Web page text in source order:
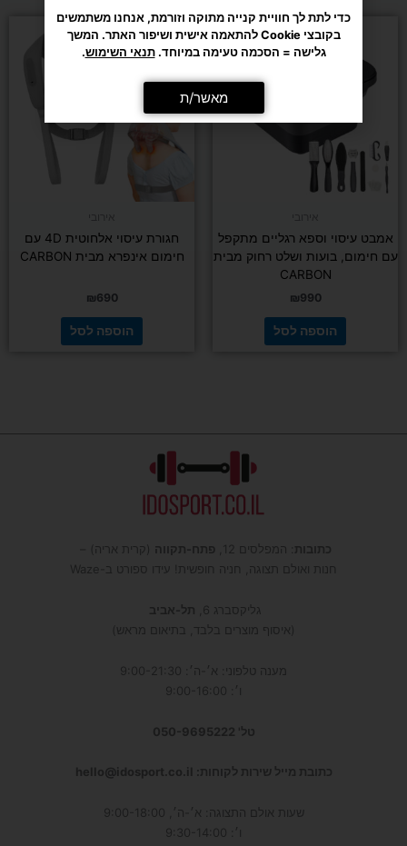
אמבט עיסוי וספא רגליים מתקפל
עם חימום, בועות ושלט רחוק מבית
CARBON
₪990
הוספה לסל
חגורת עיסוי אלחוטית 4D עם
חימום אינפרא מבית CARBON
₪690
הוספה לסל
כתובות : המפלסים 12, פתח-תקווה (קרית אריה) –
חנות ואולם תצוגה, חניה חופשית! עידו ספורט ב-Waze
גליקסברג 6,
תל-אביב
(איסוף מוצרים בלבד, בתיאום מראש)
מענה טלפוני: א׳-ה׳: 9:00-21:30
ו׳: 9:00-16:00
טל' 050-9695222
כתובת מייל שירות לקוחות: hello@idosport.co.il
שעות אולם התצוגה: א׳-ה׳, 9:00-18:00
ו׳: 9:30-14:00
כדי לתת לך חוויית קנייה מתוקה וזורמת, אנחנו משתמשים
בקובצי Cookie להתאמה אישית ושיפור האתר. המשך
גלישה = הסכמה טעימה במיוחד.תנאי השימוש.
מאשר/ת